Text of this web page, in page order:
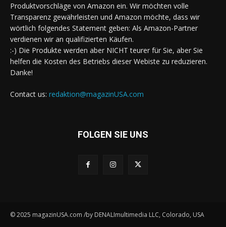
Produktvorschläge von Amazon ein. Wir möchten volle
Transparenz gewährleisten und Amazon möchte, dass wir
wörtlich folgendes Statement geben: Als Amazon-Partner
verdienen wir an qualifizierten Käufen.
:-) Die Produkte werden aber NICHT teurer für Sie, aber Sie
helfen die Kosten des Betriebs dieser Webiste zu reduzieren.
Danke!
Contact us: redaktion@magazinUSA.com
FOLGEN SIE UNS
© 2025 magazinUSA.com /by DENALImultimedia LLC, Colorado, USA